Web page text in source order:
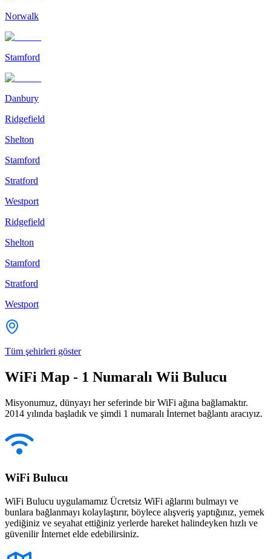
Norwalk
Stamford
Danbury
Ridgefield
Shelton
Stamford
Stratford
Westport
Ridgefield
Shelton
Stamford
Stratford
Westport
Tüm şehirleri göster
WiFi Map - 1 Numaralı Wii Bulucu
Misyonumuz, dünyayı her seferinde bir WiFi ağına bağlamaktır.
2014 yılında başladık ve şimdi 1 numaralı İnternet bağlantı aracıyız.
WiFi Bulucu
WiFi Bulucu uygulamamız Ücretsiz WiFi ağlarını bulmayı ve
bunlara bağlanmayı kolaylaştırır, böylece alışveriş yaptığınız, yemek
yediğiniz ve seyahat ettiğiniz yerlerde hareket halindeyken hızlı ve
güvenilir İnternet elde edebilirsiniz.